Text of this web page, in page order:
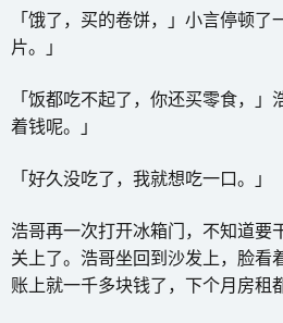
「饿了，买的卷饼，」小言停顿
片。」
「饭都吃不起了，你还买零食，
着钱呢。」
「好久没吃了，我就想吃一口。」
浩哥再一次打开冰箱门，不知道要
关上了。浩哥坐回到沙发上，脸看
账上就一千多块钱了，下个月房租